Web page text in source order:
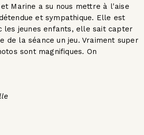
Marine a su nous mettre à l'aise
et sympathique. Elle est
les jeunes enfants, elle sait capter
de la séance un jeu. Vraiment super
sont magnifiques. On